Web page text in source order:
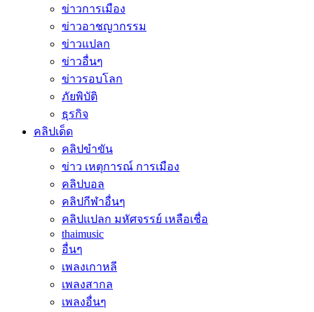
ข่าวการเมือง
ข่าวอาชญากรรม
ข่าวแปลก
ข่าวอื่นๆ
ข่าวรอบโลก
ภัยพิบัติ
ธุรกิจ
คลิปเด็ด
คลิปขำขัน
ข่าว เหตุการณ์ การเมือง
คลิปบอล
คลิปกีฬาอื่นๆ
คลิปแปลก มหัศจรรย์ เหลือเชื่อ
thaimusic
อื่นๆ
เพลงเกาหลี
เพลงสากล
เพลงอื่นๆ